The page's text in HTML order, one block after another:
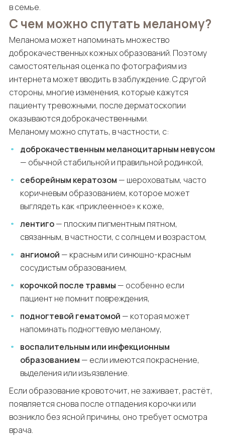
в семье.
С чем можно спутать меланому?
Меланома может напоминать множество
доброкачественных кожных образований. Поэтому
самостоятельная оценка по фотографиям из
интернета может вводить в заблуждение. С другой
стороны, многие изменения, которые кажутся
пациенту тревожными, после дерматоскопии
оказываются доброкачественными.
Меланому можно спутать, в частности, с:
доброкачественным меланоцитарным невусом
— обычной стабильной и правильной родинкой,
себорейным кератозом — шероховатым, часто
коричневым образованием, которое может
выглядеть как «приклеенное» к коже,
лентиго— плоским пигментным пятном,
связанным, в частности, с солнцем и возрастом,
ангиомой — красным или синюшно-красным
сосудистым образованием,
корочкой после травмы — особенно если
пациент не помнит повреждения,
подногтевой гематомой — которая может
напоминать подногтевую меланому,
воспалительным или инфекционным
образованием — если имеются покраснение,
выделения или изъязвление.
Если образование кровоточит, не заживает, растёт,
появляется снова после отпадения корочки или
возникло без ясной причины, оно требует осмотра
врача.